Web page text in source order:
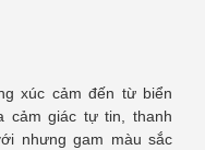
xúc cảm đến từ biển
cảm giác tự tin, thanh
nhưng gam màu sắc